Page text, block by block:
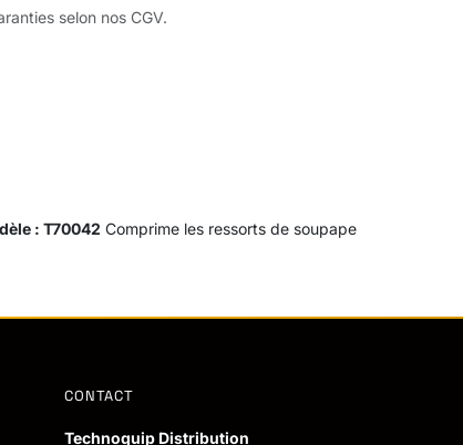
selon nos CGV.
: T70042 Comprime les ressorts de soupape
CONTACT
Technoquip Distribution